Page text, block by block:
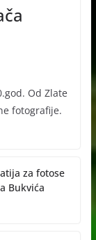
Od Zlate
fotografije.
za fotose
Bukvića